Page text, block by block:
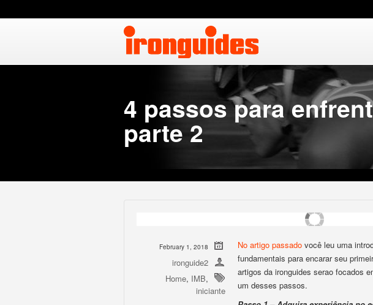
4 passos para
parte 2
February 1, 2018
ironguide2
Home, IMB,
iniciante
No artigo passado você leu uma
fundamentais para encarar seu
artigos da ironguides serao focados
um desses passos.